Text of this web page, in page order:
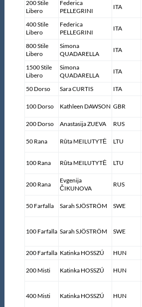
Master
Formazione
GUG
Propaganda
Centri Federali
Area Legislativa
Qualità
Sostenibilità
200 Stile
Libero
Federica
PELLEGRINI
ITA
400 Stile
Libero
Federica
PELLEGRINI
ITA
800 Stile
Libero
Simona
QUADARELLA
ITA
1500 Stile
Libero
Simona
QUADARELLA
ITA
50 Dorso
Sara CURTIS ITA
100 Dorso Kathleen DAWSON GBR
200 Dorso
Anastasija ZUEVA RUS
50 Rana Rūta MEILUTYTĖ LTU
100 Rana Rūta MEILUTYTĖ LTU
200 Rana
Evgenija
ČIKUNOVA
RUS
50 Farfalla Sarah SJÖSTRÖM SWE
100 Farfalla Sarah SJÖSTRÖM SWE
200 Farfalla Katinka HOSSZÚ HUN
200 Misti Katinka HOSSZÚ HUN
400 Misti Katinka HOSSZÚ HUN